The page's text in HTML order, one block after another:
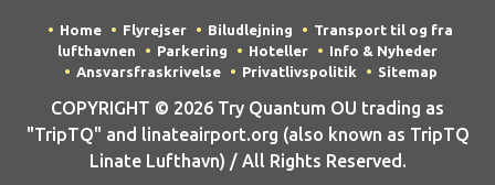
Home Flyrejser Biludlejning
Transport til og fra
lufthavnen
Parkering Hoteller
Info & Nyheder
Ansvarsfraskrivelse
Privatlivspolitik Sitemap
COPYRIGHT © 2026 Try Quantum OU trading as
"TripTQ" and linateairport.org (also known as TripTQ
Linate Lufthavn) / All Rights Reserved.